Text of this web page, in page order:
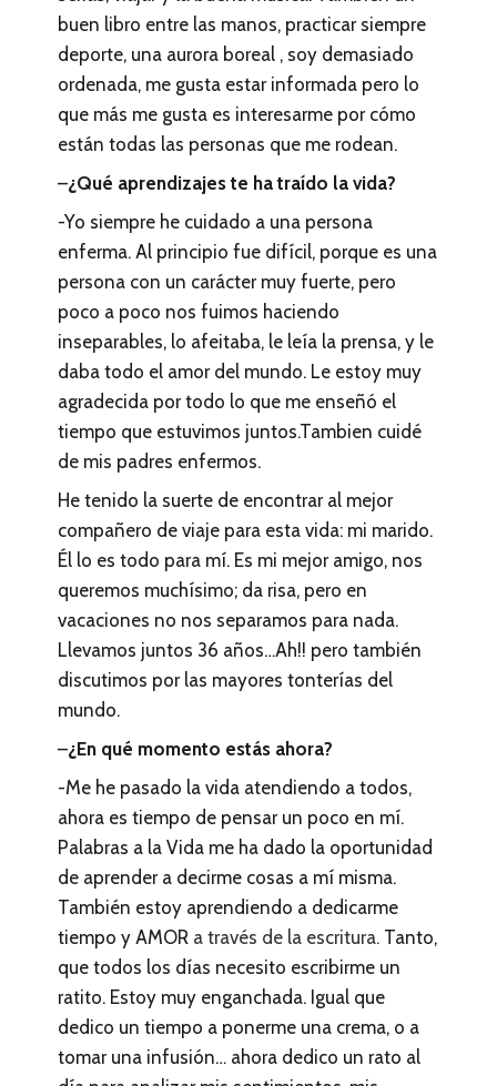
buen libro entre las manos, practicar siempre
deporte, una aurora boreal , soy demasiado
ordenada, me gusta estar informada pero lo
que más me gusta es interesarme por cómo
están todas las personas que me rodean.
–¿Qué aprendizajes te ha traído la vida?
-Yo siempre he cuidado a una persona
enferma. Al principio fue difícil, porque es una
persona con un carácter muy fuerte, pero
poco a poco nos fuimos haciendo
inseparables, lo afeitaba, le leía la prensa, y le
daba todo el amor del mundo. Le estoy muy
agradecida por todo lo que me enseñó el
tiempo que estuvimos juntos.Tambien cuidé
de mis padres enfermos.
He tenido la suerte de encontrar al mejor
compañero de viaje para esta vida: mi marido.
Él lo es todo para mí. Es mi mejor amigo, nos
queremos muchísimo; da risa, pero en
vacaciones no nos separamos para nada.
Llevamos juntos 36 años…Ah!! pero también
discutimos por las mayores tonterías del
mundo.
–¿En qué momento estás ahora?
-Me he pasado la vida atendiendo a todos,
ahora es tiempo de pensar un poco en mí.
Palabras a la Vida me ha dado la oportunidad
de aprender a decirme cosas a mí misma.
También estoy aprendiendo a dedicarme
tiempo y AMOR a través de la escritura. Tanto,
que todos los días necesito escribirme un
ratito. Estoy muy enganchada. Igual que
dedico un tiempo a ponerme una crema, o a
tomar una infusión… ahora dedico un rato al